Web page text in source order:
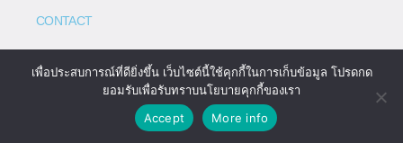
CONTACT
© All rights reserved
เพื่อประสบการณ์ที่ดียิ่งขึ้น เว็บไซต์นี้ใช้คุกกี้ในการเก็บข้อมูล โปรดกด
ยอมรับเพื่อรับทราบนโยบายคุกกี้ของเรา
Accept
More info